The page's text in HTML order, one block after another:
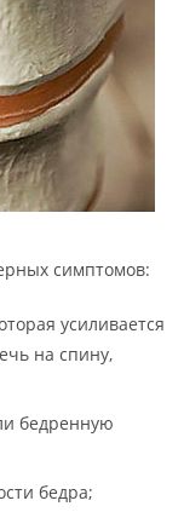
симптомов:
усиливается
на спину,
бедренную
бедра;